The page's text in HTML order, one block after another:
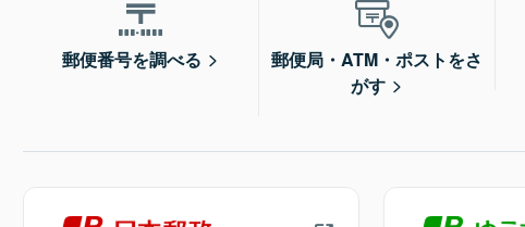
郵便番号を調べる
郵便局・ATM・ポストをさ
がす